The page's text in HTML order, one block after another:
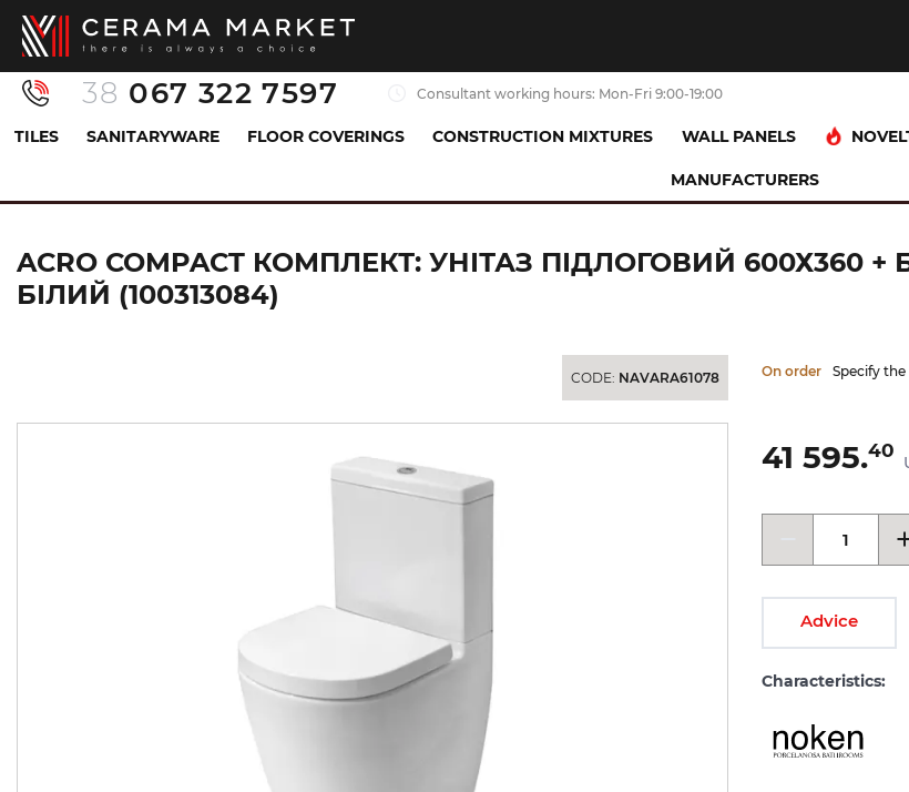
38 067 322 7597 Consultant working hours: Mon-Fri 9:00-19:00
TILES SANITARYWARE FLOOR COVERINGS CONSTRUCTION MIXTURES WALL PANELS
MANUFACTURERS
ACRO COMPACT Комплект: унітаз підлоговий
ACRO COMPACT КОМПЛЕКТ: УНІТАЗ ПІДЛОГОВИЙ
БІЛИЙ (100313084)
CODE: NAVARA61078 On order Specify
41 595.40
Advice
Characteristics: